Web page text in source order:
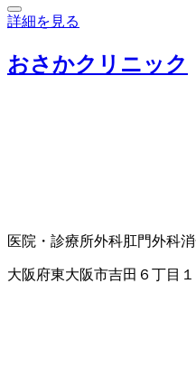
詳細を見る
おさかクリニック
医院・診療所外科肛門外科
大阪府東大阪市吉田６丁目１